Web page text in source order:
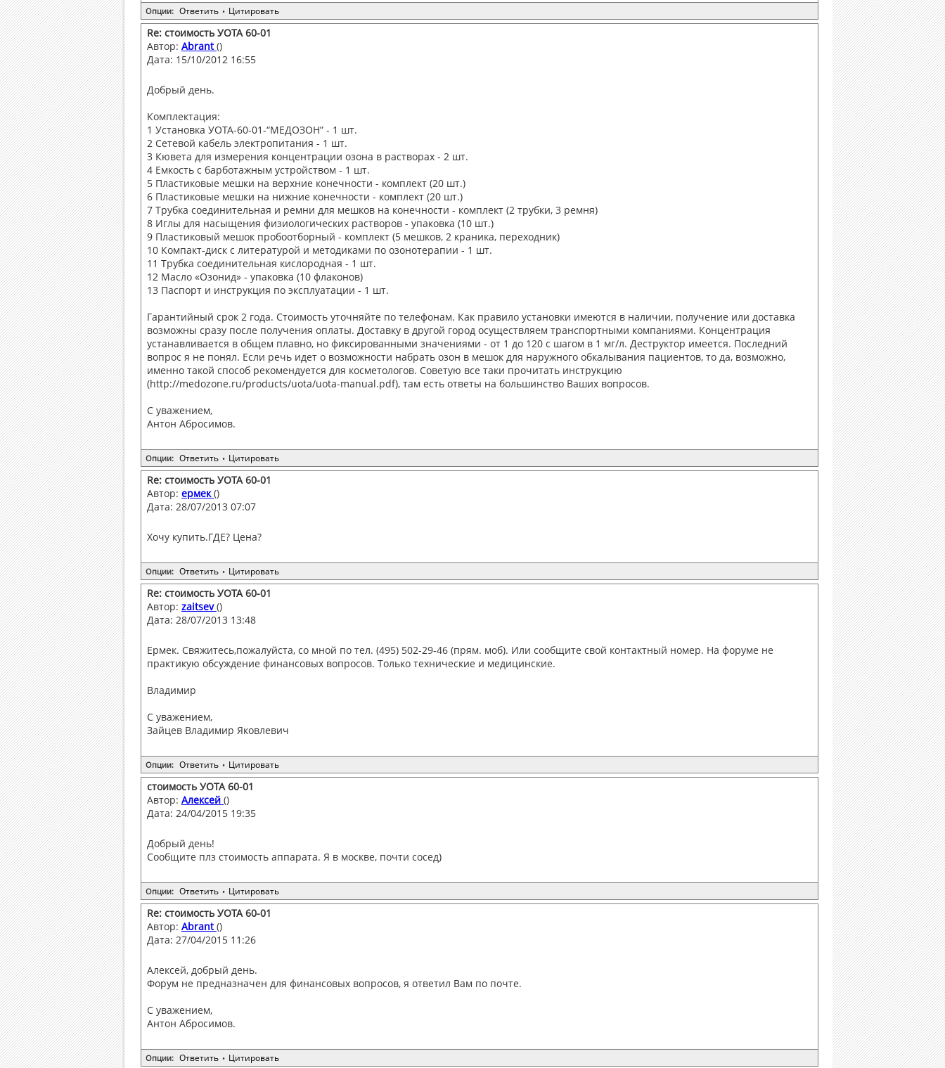
Опции: Ответить • Цитировать
Re: стоимость УОТА 60-01
Автор: Abrant()
Дата: 15/10/2012 16:55
Добрый день.
Комплектация:
1 Установка УОТА-60-01-“МЕДОЗОН” - 1 шт.
2 Сетевой кабель электропитания - 1 шт.
3 Кювета для измерения концентрации озона в растворах - 2 шт.
4 Емкость с барботажным устройством - 1 шт.
5 Пластиковые мешки на верхние конечности - комплект (20 шт.)
6 Пластиковые мешки на нижние конечности - комплект (20 шт.)
7 Трубка соединительная и ремни для мешков на конечности - комплект (2 трубки, 3 ремня)
8 Иглы для насыщения физиологических растворов - упаковка (10 шт.)
9 Пластиковый мешок пробоотборный - комплект (5 мешков, 2 краника, переходник)
10 Компакт-диск с литературой и методиками по озонотерапии - 1 шт.
11 Трубка соединительная кислородная - 1 шт.
12 Масло «Озонид» - упаковка (10 флаконов)
13 Паспорт и инструкция по эксплуатации - 1 шт.
Гарантийный срок 2 года. Стоимость уточняйте по телефонам. Как правило установки имеются в наличии, получение или доставка
возможны сразу после получения оплаты. Доставку в другой город осуществляем транспортными компаниями. Концентрация
устанавливается в общем плавно, но фиксированными значениями - от 1 до 120 с шагом в 1 мг/л. Деструктор имеется. Последний
вопрос я не понял. Если речь идет о возможности набрать озон в мешок для наружного обкалывания пациентов, то да, возможно,
именно такой способ рекомендуется для косметологов. Советую все таки прочитать инструкцию
(http://medozone.ru/products/uota/uota-manual.pdf), там есть ответы на большинство Ваших вопросов.
С уважением,
Антон Абросимов.
Опции: Ответить • Цитировать
Re: стоимость УОТА 60-01
Автор: ермек()
Дата: 28/07/2013 07:07
Хочу купить.ГДЕ? Цена?
Опции: Ответить • Цитировать
Re: стоимость УОТА 60-01
Автор: zaitsev()
Дата: 28/07/2013 13:48
Ермек. Свяжитесь,пожалуйста, со мной по тел. (495) 502-29-46 (прям. моб). Или сообщите свой контактный номер. На форуме не
практикую обсуждение финансовых вопросов. Только технические и медицинские.
Владимир
С уважением,
Зайцев Владимир Яковлевич
Опции: Ответить • Цитировать
стоимость УОТА 60-01
Автор: Алексей ()
Дата: 24/04/2015 19:35
Добрый день!
Сообщите плз стоимость аппарата. Я в москве, почти сосед)
Опции: Ответить • Цитировать
Re: стоимость УОТА 60-01
Автор: Abrant()
Дата: 27/04/2015 11:26
Алексей, добрый день.
Форум не предназначен для финансовых вопросов, я ответил Вам по почте.
С уважением,
Антон Абросимов.
Опции: Ответить • Цитировать